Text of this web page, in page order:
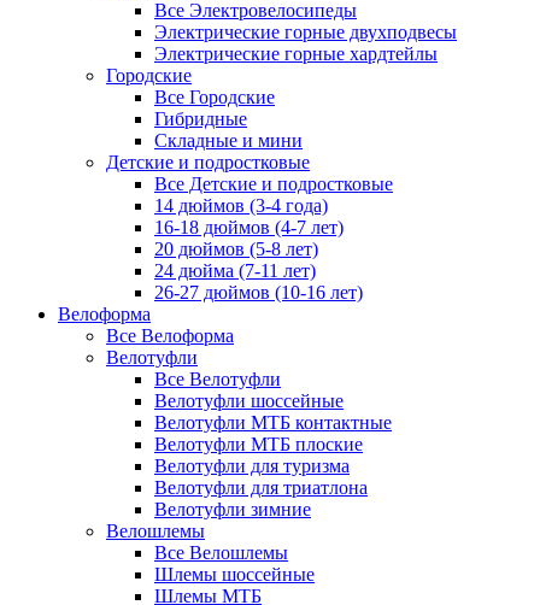
Все Электровелосипеды
Электрические горные двухподвесы
Электрические горные хардтейлы
Городские
Все Городские
Гибридные
Складные и мини
Детские и подростковые
Все Детские и подростковые
14 дюймов (3-4 года)
16-18 дюймов (4-7 лет)
20 дюймов (5-8 лет)
24 дюйма (7-11 лет)
26-27 дюймов (10-16 лет)
Велоформа
Все Велоформа
Велотуфли
Все Велотуфли
Велотуфли шоссейные
Велотуфли МТБ контактные
Велотуфли МТБ плоские
Велотуфли для туризма
Велотуфли для триатлона
Велотуфли зимние
Велошлемы
Все Велошлемы
Шлемы шоссейные
Шлемы МТБ